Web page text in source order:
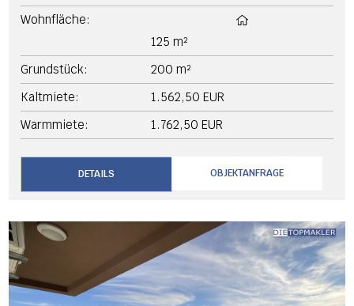
Wohnfläche:
125 m²
Grundstück:
200 m²
Kaltmiete:
1.562,50 EUR
Warmmiete:
1.762,50 EUR
DETAILS OBJEKTANFRAGE